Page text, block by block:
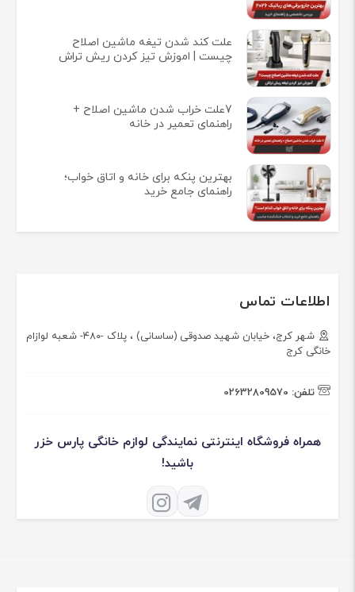
علت کند شدن تیغه ماشین اصلاح
چیست | اموزش تیز کردن ریش تراش
7علت خراب شدن ماشین اصلاح +
راهنمای تعمیر در خانه
بهترین پنکه برای خانه و اتاق خواب؛
راهنمای جامع خرید
اطلاعات تماس
شهر کرج، خیابان شهید صدوقی (ساسانی) ، پلاک -۴۸۰- شعبه لوازام
خانگی کرج
تلفن: 02632809570
همراه فروشگاه اینترنتی نمایندگی لوازم خانگی پارس خزر
باشید!